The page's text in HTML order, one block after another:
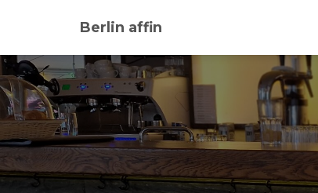
Berlin affin